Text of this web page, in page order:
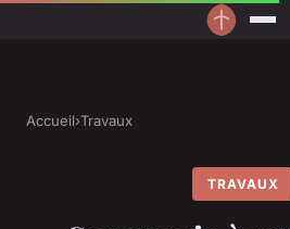
Accueil›Travaux
TRAVAUX